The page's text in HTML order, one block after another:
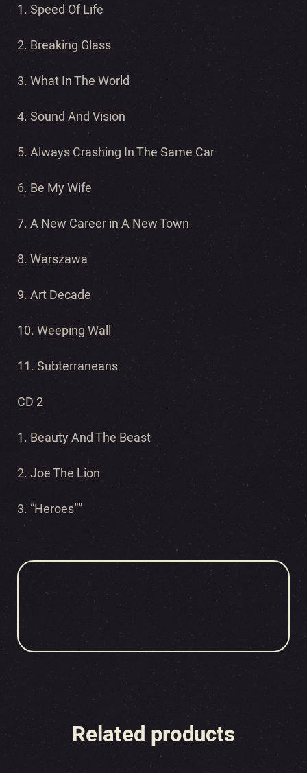
1. Speed Of Life
2. Breaking Glass
3. What In The World
4. Sound And Vision
5. Always Crashing In The Same Car
6. Be My Wife
7. A New Career in A New Town
8. Warszawa
9. Art Decade
10. Weeping Wall
11. Subterraneans
CD 2
1. Beauty And The Beast
2. Joe The Lion
3. “Heroes””
Related products